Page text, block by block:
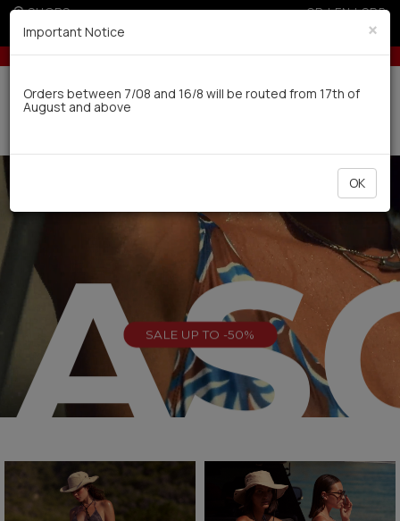
SHOPS GR|EN|SRB
Up to 3 interest-free installments with credit cards for orders
Delivery in 7-9 working days via UPS
SALE UP TO -50%
×
Important Notice
Orders between 7/08 and 16/8 will be routed from 17th of
August and above
OK